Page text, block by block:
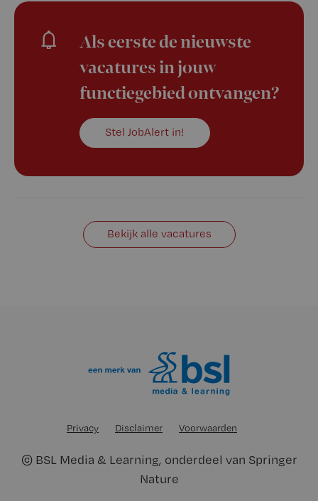
Als eerste de nieuwste
vacatures in jouw
functiegebied ontvangen?
Stel JobAlert in!
Bekijk alle vacatures
Privacy Disclaimer Voorwaarden
© BSL Media & Learning, onderdeel van Springer
Nature